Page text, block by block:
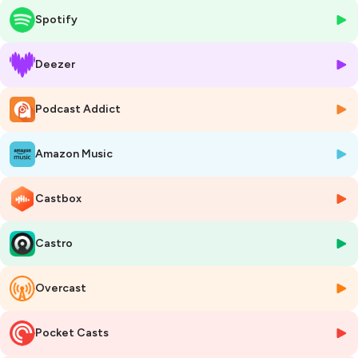
Au menu : beaucoup de foot (l’Euro oblige), mais on parle aussi de
tennis, basket, vélo, randonnée ! Bonne écoute et bonnes vacances :)
La team sportive : Philippe, Arthur, Léo, Jonathan et Jérémy.
0:00 Intro
1:24 Le passé sportif des chroniqueurs
basket
6:42 Les statistiques avancées
17:25 Drones et Gopro pour les activités plein air
18:55 Regarder le sport : sur le terrain, à la télé ou avec la réalité
virtuelle (VR) ?
24:20 L'entrainement avec la technologie : entre statistiques et
instinct ! (formule 1)
27:00 Simulations sur le terrain et amendes (foot, basket)
29:45 L’avenir de l’informatique dans le sport ?
32:00 Pronostics et paris sportifs
Liens :
Spotify
Deezer
Podcast Addict
Amazon Music
Castbox
Castro
Overcast
Pocket Casts